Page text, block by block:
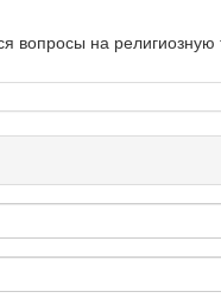
вопросы на религиозную
представляет